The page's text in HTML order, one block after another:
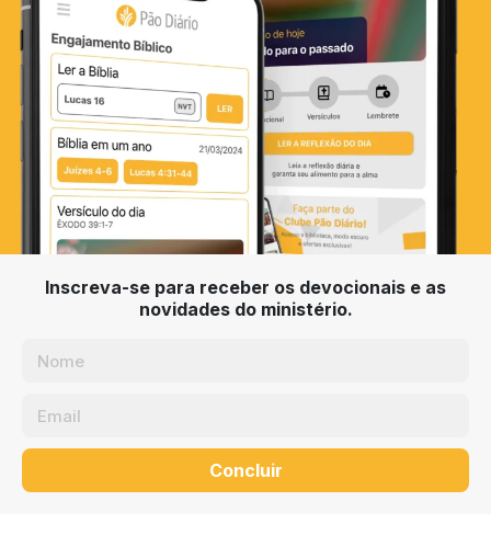
Inscreva-se para receber os devocionais e as
novidades do ministério.
Concluir